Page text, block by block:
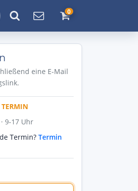
0
eine E-Mail
9-17 Uhr
Termin? Termin